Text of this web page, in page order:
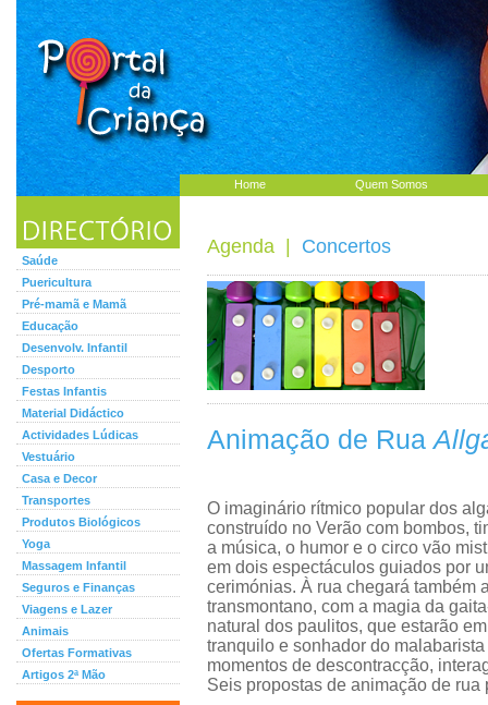
Home Quem Somos
Saúde
Puericultura
Pré-mamã e Mamã
Educação
Desenvolv. Infantil
Desporto
Festas Infantis
Material Didáctico
Actividades Lúdicas
Vestuário
Casa e Decor
Transportes
Produtos Biológicos
Yoga
Massagem Infantil
Seguros e Finanças
Viagens e Lazer
Animais
Ofertas Formativas
Artigos 2ª Mão
Agenda Concertos
Animação de Rua
O imaginário rítmico popular dos
construído no Verão com bombos,
a música, o humor e o circo vão
em dois espectáculos guiados por
cerimónias. À rua chegará também
transmontano, com a magia da
natural dos paulitos, que estarão
tranquilo e sonhador do
momentos de descontracção,
Seis propostas de animação de rua